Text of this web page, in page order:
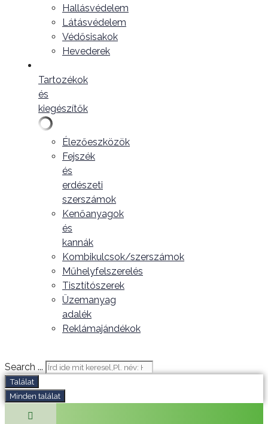
Hallásvédelem
Látásvédelem
Védősisakok
Hevederek
Tartozékok
és
kiegészítők
Élezőeszközök
Fejszék
és
erdészeti
szerszámok
Kenőanyagok
és
kannák
Kombikulcsok/szerszámok
Műhelyfelszerelés
Tisztítószerek
Üzemanyag
adalék
Reklámajándékok
Search ...
Találat
Minden találat